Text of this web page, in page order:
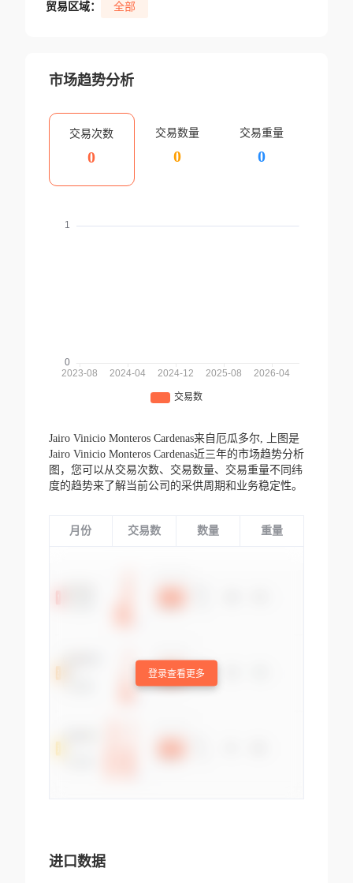
贸易区域： 全部
市场趋势分析
交易次数
0
交易数量
0
交易重量
0
Jairo Vinicio Monteros Cardenas来自厄瓜多尔,
上图是
Jairo Vinicio Monteros Cardenas近三年的市场趋势分析
图，您可以从交易次数、交易数量、交易重量不同纬
度的趋势来了解当前公司的采供周期和业务稳定性。
月份 交易数 数量 重量
登录查看更多
进口数据